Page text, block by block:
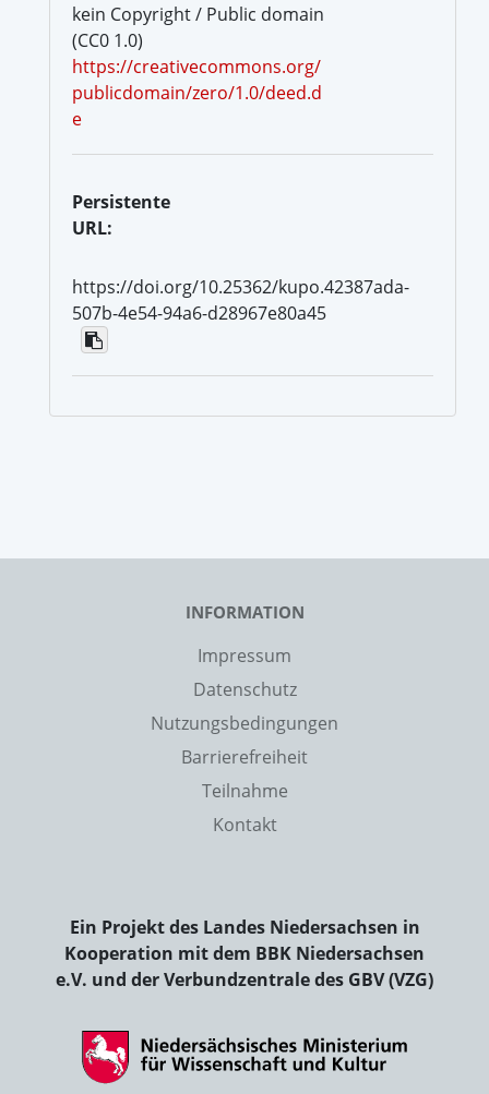
kein Copyright / Public domain
(CC0 1.0)
https://creativecommons.org/
publicdomain/zero/1.0/deed.d
e
Persistente
URL:
https://doi.org/10.25362/kupo.42387ada-
507b-4e54-94a6-d28967e80a45
INFORMATION
Impressum
Datenschutz
Nutzungsbedingungen
Barrierefreiheit
Teilnahme
Kontakt
Ein Projekt des Landes Niedersachsen in
Kooperation mit dem BBK Niedersachsen
e.V. und der Verbundzentrale des GBV (VZG)